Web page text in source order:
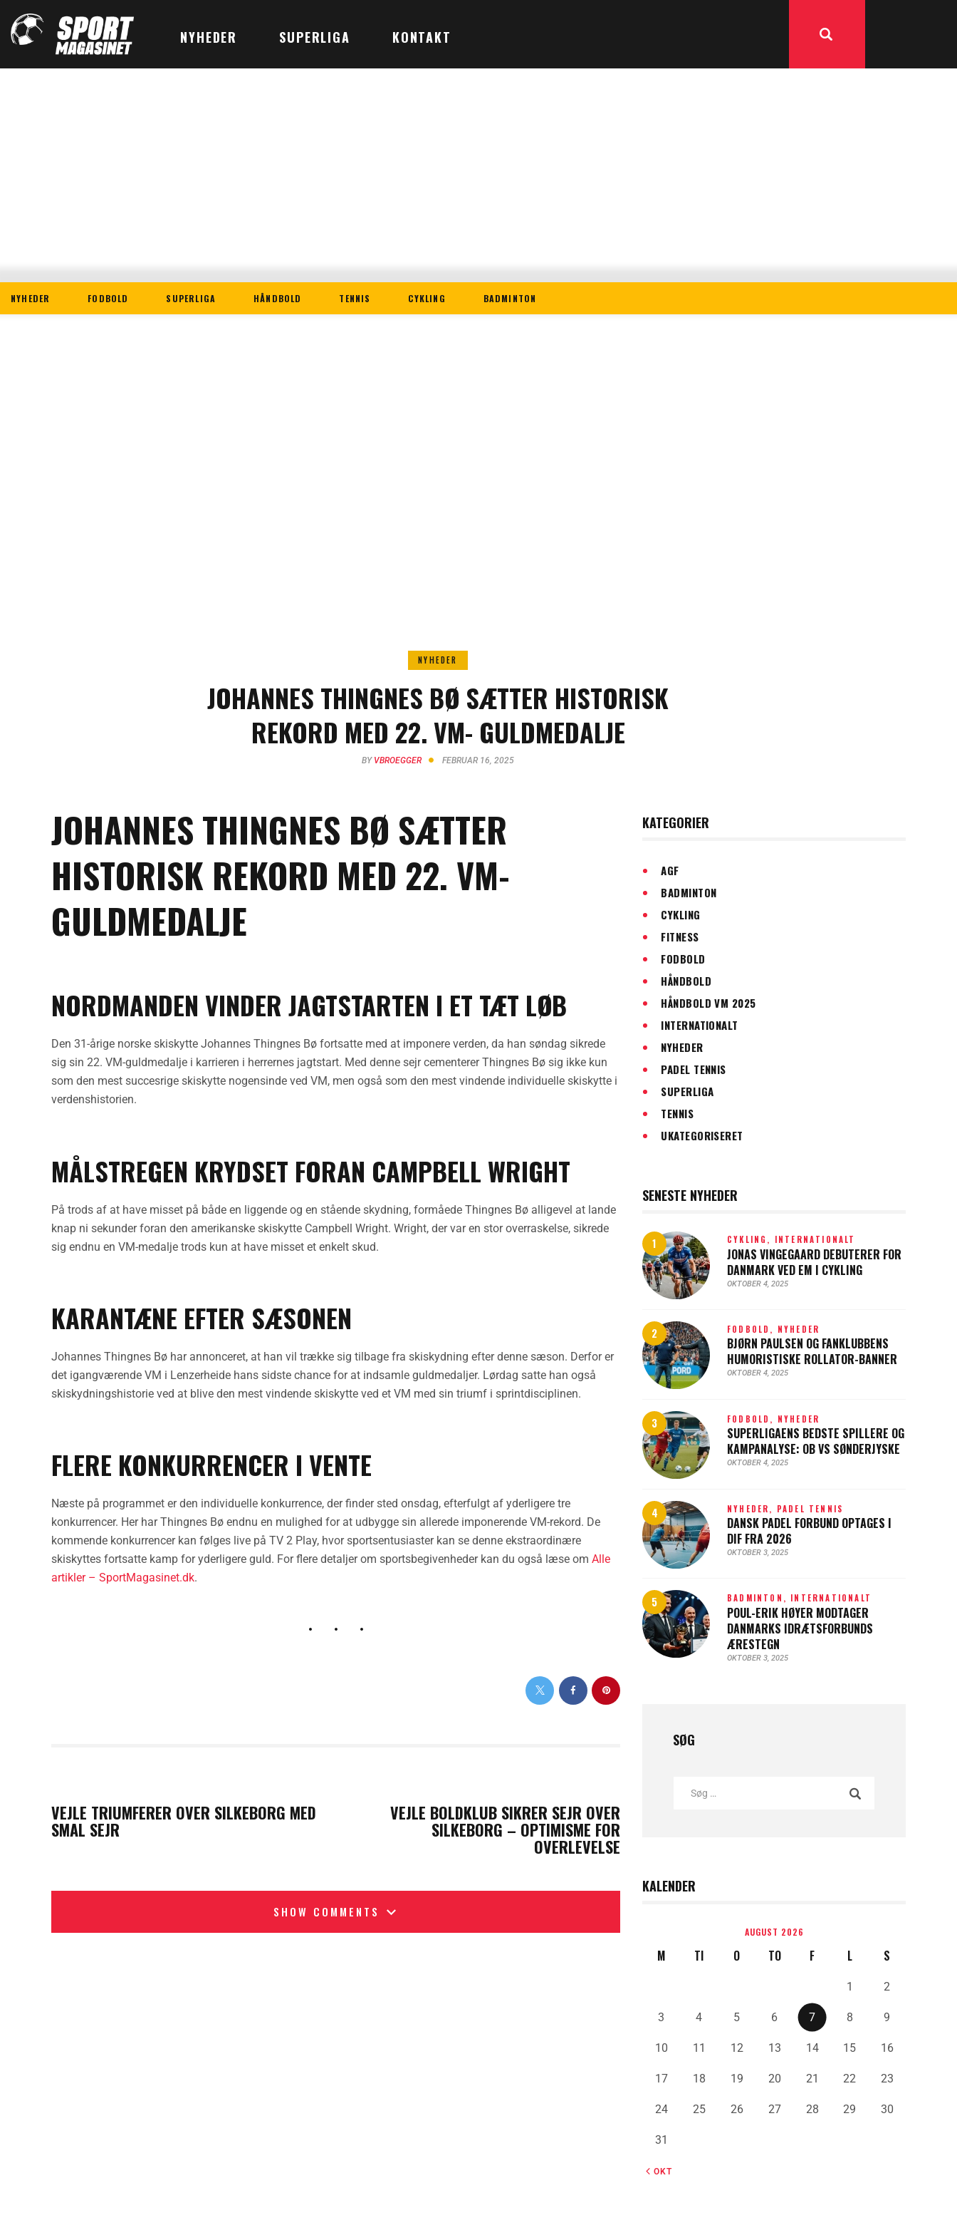
NYHEDER SUPERLIGA KONTAKT
NYHEDER FODBOLD SUPERLIGA HÅNDBOLD TENNIS CYKLING BADMINTON
NYHEDER
JOHANNES THINGNES BØ SÆTTER HISTORISK
REKORD MED 22. VM- GULDMEDALJE
BY VBROEGGER FEBRUAR 16, 2025
JOHANNES THINGNES BØ SÆTTER
HISTORISK REKORD MED 22. VM-
GULDMEDALJE
NORDMANDEN VINDER JAGTSTARTEN I ET TÆT LØB
Den 31-årige norske skiskytte Johannes Thingnes Bø fortsatte med at imponere verden, da han søndag sikrede
sig sin 22. VM-guldmedalje i karrieren i herrernes jagtstart. Med denne sejr cementerer Thingnes Bø sig ikke kun
som den mest succesrige skiskytte nogensinde ved VM, men også som den mest vindende individuelle skiskytte i
verdenshistorien.
MÅLSTREGEN KRYDSET FORAN CAMPBELL WRIGHT
På trods af at have misset på både en liggende og en stående skydning, formåede Thingnes Bø alligevel at lande
knap ni sekunder foran den amerikanske skiskytte Campbell Wright. Wright, der var en stor overraskelse, sikrede
sig endnu en VM-medalje trods kun at have misset et enkelt skud.
KARANTÆNE EFTER SÆSONEN
Johannes Thingnes Bø har annonceret, at han vil trække sig tilbage fra skiskydning efter denne sæson. Derfor er
det igangværende VM i Lenzerheide hans sidste chance for at indsamle guldmedaljer. Lørdag satte han også
skiskydningshistorie ved at blive den mest vindende skiskytte ved et VM med sin triumf i sprintdisciplinen.
FLERE KONKURRENCER I VENTE
Næste på programmet er den individuelle konkurrence, der finder sted onsdag, efterfulgt af yderligere tre
konkurrencer. Her har Thingnes Bø endnu en mulighed for at udbygge sin allerede imponerende VM-rekord. De
kommende konkurrencer kan følges live på TV 2 Play, hvor sportsentusiaster kan se denne ekstraordinære
skiskyttes fortsatte kamp for yderligere guld. For flere detaljer om sportsbegivenheder kan du også læse om Alle
artikler – SportMagasinet.dk.
VEJLE TRIUMFERER OVER SILKEBORG MED
SMAL SEJR
VEJLE BOLDKLUB SIKRER SEJR OVER
SILKEBORG – OPTIMISME FOR
OVERLEVELSE
SHOW COMMENTS
KATEGORIER
AGF
BADMINTON
CYKLING
FITNESS
FODBOLD
HÅNDBOLD
HÅNDBOLD VM 2025
INTERNATIONALT
NYHEDER
PADEL TENNIS
SUPERLIGA
TENNIS
UKATEGORISERET
SENESTE NYHEDER
CYKLING, INTERNATIONALT
JONAS VINGEGAARD DEBUTERER FOR
DANMARK VED EM I CYKLING
OKTOBER 4, 2025
FODBOLD, NYHEDER
BJØRN PAULSEN OG FANKLUBBENS
HUMORISTISKE ROLLATOR-BANNER
OKTOBER 4, 2025
FODBOLD, NYHEDER
SUPERLIGAENS BEDSTE SPILLERE OG
KAMPANALYSE: OB VS SØNDERJYSKE
OKTOBER 4, 2025
NYHEDER, PADEL TENNIS
DANSK PADEL FORBUND OPTAGES I
DIF FRA 2026
OKTOBER 3, 2025
BADMINTON, INTERNATIONALT
POUL-ERIK HØYER MODTAGER
DANMARKS IDRÆTSFORBUNDS
ÆRESTEGN
OKTOBER 3, 2025
SØG
KALENDER
AUGUST 2026
M TI O TO F L S
1 2
3 4 5 6 7 8 9
10 11 12 13 14 15 16
17 18 19 20 21 22 23
24 25 26 27 28 29 30
31
« OKT